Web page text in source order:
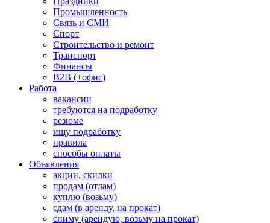
Промышленность
Связь и СМИ
Спорт
Строительство и ремонт
Транспорт
Финансы
B2B (+офис)
Работа
вакансии
требуются на подработку
резюме
ищу подработку
правила
способы оплаты
Объявления
акции, скидки
продам (отдам)
куплю (возьму)
сдам (в аренду, на прокат)
сниму (арендую, возьму на прокат)